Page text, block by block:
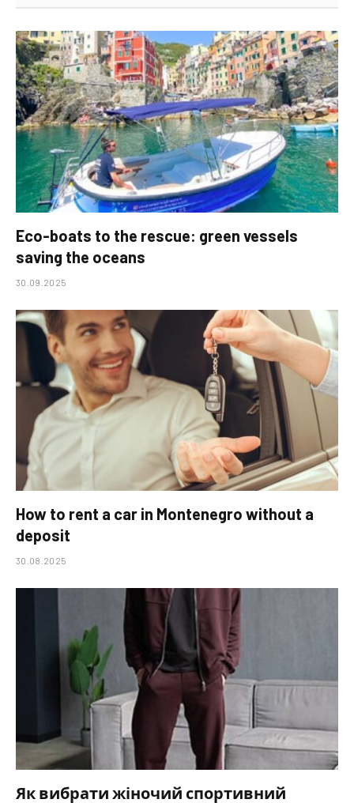
Eco-boats to the rescue: green vessels
saving the oceans
30.09.2025
How to rent a car in Montenegro without a
deposit
30.08.2025
Як вибрати жіночий спортивний